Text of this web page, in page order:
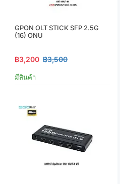
GPON OLT STICK SFP 2.5G
(16) ONU
฿3,200 ฿3,500
มีสินค้า